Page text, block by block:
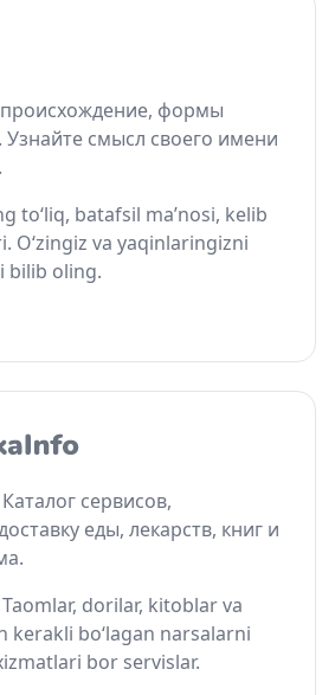
формы
Узнайте смысл своего имени
to‘liq, batafsil ma’nosi, kelib
O‘zingiz va yaqinlaringizni
bilib oling.
сервисов,
еды, лекарств, книг и
dorilar, kitoblar va
kerakli bo‘lagan narsalarni
bor servislar.